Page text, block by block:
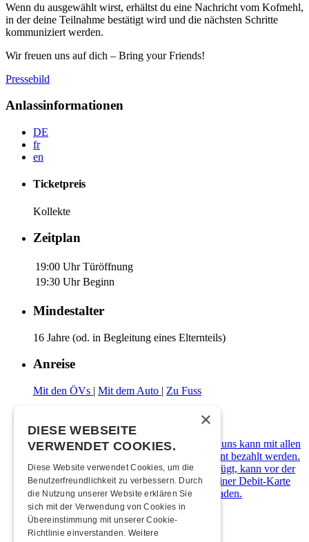
Wenn du ausgewählt wirst, erhältst du eine Nachricht vom Kofmehl,
in der deine Teilnahme bestätigt wird und die nächsten Schritte
kommuniziert werden.
Wir freuen uns auf dich – Bring your Friends!
Pressebild
Anlassinformationen
DE
fr
en
Ticketpreis
Kollekte
Zeitplan
19:00 Uhr Türöffnung
19:30 Uhr Beginn
Mindestalter
16 Jahre (od. in Begleitung eines Elternteils)
Anreise
Mit den ÖVs | Mit dem Auto | Zu Fuss
Die Kulturfabrik Kofmehl ist cashfree. Bei uns kann mit allen
gängigen Debit- & Kreditkarten sowie Twint bezahlt werden.
Wer über kein digitales Zahlungsmittel verfügt, kann vor der
Abendkasse ein Kofmehl-Wallet in Form einer Debit-Karte
kostenlos beziehen und diese mit Bargeld laden.
Übernachten
×
DIESE WEBSEITE
VERWENDET COOKIES.
Diese Website verwendet Cookies, um die
Benutzerfreundlichkeit zu verbessern. Durch
die Nutzung unserer Website erklären Sie
sich mit der Verwendung von Cookies in
Übereinstimmung mit unserer Cookie-
Richtlinie einverstanden. Weitere